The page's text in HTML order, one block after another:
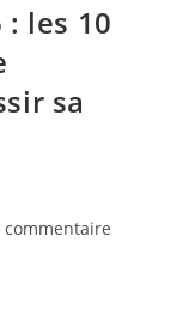
: les 10
sa
commentaire